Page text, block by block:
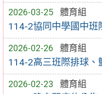
2026-03-25 體育組
114-2協同中學國中
2026-02-26 體育組
114-2高三班際排球、
2026-02-23 體育組